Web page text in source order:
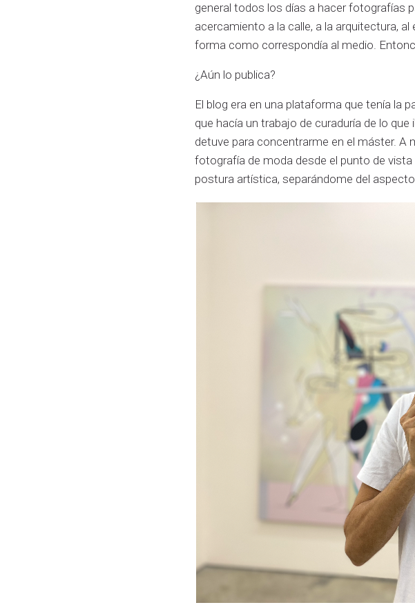
general todos los días a hacer fotografías
acercamiento a la calle, a la arquitectura,
forma como correspondía al medio.
¿Aún lo publica?
El blog era en una plataforma que tenía la
que hacía un trabajo de curaduría de lo
detuve para concentrarme en el máster. A
fotografía de moda desde el punto de
postura artística, separándome del